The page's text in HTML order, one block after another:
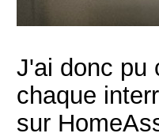
J'ai donc pu
chaque
sur